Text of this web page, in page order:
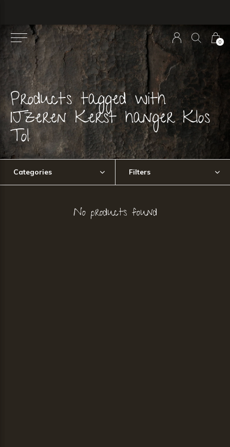
0
Products tagged with
IJzeren Kerst hanger Klos
Tol
Categories Filters
No products found